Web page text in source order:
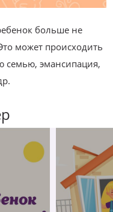
больше не
может происходить
семью, эмансипация,